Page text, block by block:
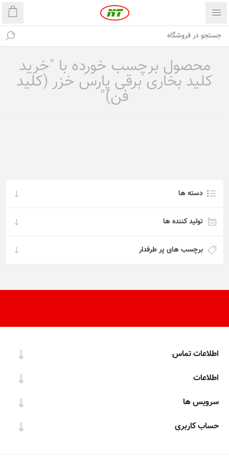
محصول برچسب خورده با "خرید
کلید بخاری برقی پارس خزر (کلید
فن)"
دسته ها
تولید کننده ها
برچسب های پر طرفدار
اطلاعات تماس
اطلاعات
سرویس ها
حساب کاربری